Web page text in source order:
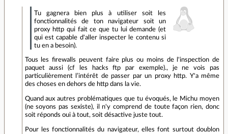
Tu gagnera bien plus à utiliser soit les
fonctionnalités de ton navigateur soit un
proxy http qui fait ce que tu lui demande (et
qui est capable d'aller inspecter le contenu si
tu en a besoin).
Tous les firewalls peuvent faire plus ou moins de l'inspection de
paquet aussi (cf les hacks ftp par exemple)., je ne vois pas
particulièrement l’intérêt de passer par un proxy http. Y'a même
des choses en dehors de http dans la vie.
Quand aux autres problématiques que tu évoqués, le Michu moyen
(ne soyons pas sexiste), il n'y comprend de toute façon rien, donc
soit réponds oui à tout, soit désactive juste tout.
Pour les fonctionnalités du navigateur, elles font surtout doublon